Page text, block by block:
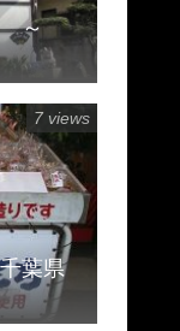
」 ～
葉県
7 views